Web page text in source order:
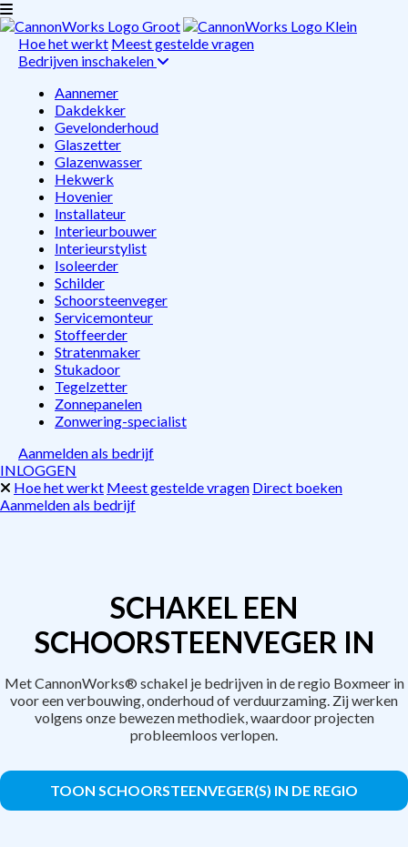
Hoe het werkt Meest gestelde vragen
Bedrijven inschakelen
Aannemer
Dakdekker
Gevelonderhoud
Glaszetter
Glazenwasser
Hekwerk
Hovenier
Installateur
Interieurbouwer
Interieurstylist
Isoleerder
Schilder
Schoorsteenveger
Servicemonteur
Stoffeerder
Stratenmaker
Stukadoor
Tegelzetter
Zonnepanelen
Zonwering-specialist
Aanmelden als bedrijf
INLOGGEN
Hoe het werkt Meest gestelde vragen Direct boeken
Aanmelden als bedrijf
SCHAKEL EEN
SCHOORSTEENVEGER IN
Met CannonWorks® schakel je bedrijven in de regio Boxmeer in
voor een verbouwing, onderhoud of verduurzaming. Zij werken
volgens onze bewezen methodiek, waardoor projecten
probleemloos verlopen.
TOON SCHOORSTEENVEGER(S) IN DE REGIO